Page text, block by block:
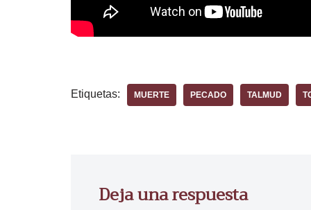
Etiquetas: MUERTE PECADO TALMUD
Deja una respuesta